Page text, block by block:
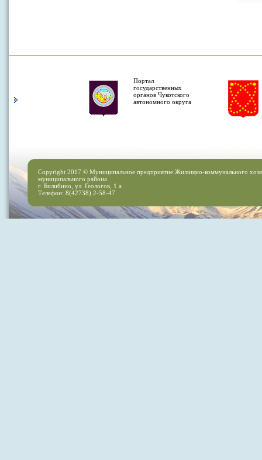
Портал
государственных
органов Чукотского
автономного округа
Copyright 2017 © Муниципальное предприятие Жилищно-коммунального
муниципального района
г. Билибино, ул. Геологов, 1 а
Телефон: 8(42738) 2-58-47